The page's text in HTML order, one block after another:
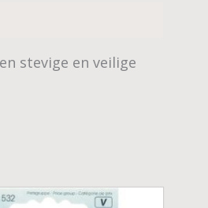
stevige en veilige
Prijsklasse: